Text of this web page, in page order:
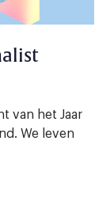
van het Jaar
We leven